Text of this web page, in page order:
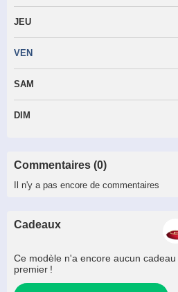
JEU
VEN
SAM
DIM
Commentaires (0)
Il n'y a pas encore de commentaires
Cadeaux
Ce modèle n'a encore aucun
premier !